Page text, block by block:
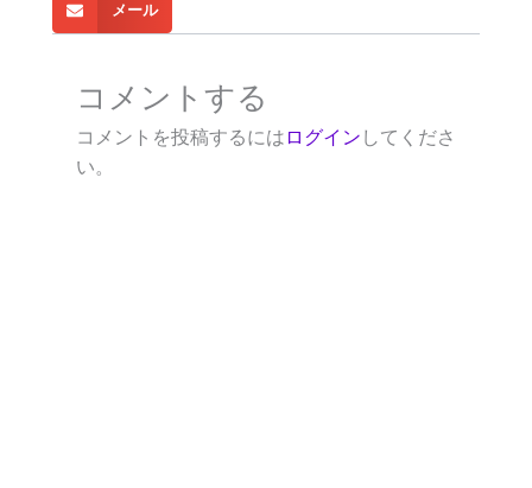
メール
コメントする
コメントを投稿するには ログイン してくださ
い。